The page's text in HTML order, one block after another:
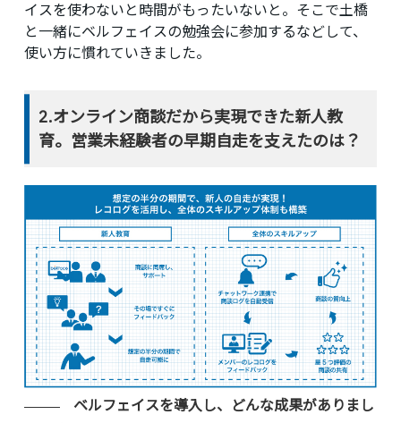
イスを使わないと時間がもったいないと。そこで土橋
と一緒にベルフェイスの勉強会に参加するなどして、
使い方に慣れていきました。
2.オンライン商談だから実現できた新人教
育。営業未経験者の早期自走を支えたのは？
ベルフェイスを導入し、どんな成果がありまし